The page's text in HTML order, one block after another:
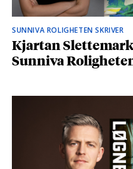
SUNNIVA ROLIGHETEN SKRIVER
Kjartan
Sunniva